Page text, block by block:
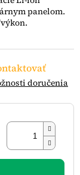
doručenia
panelom.